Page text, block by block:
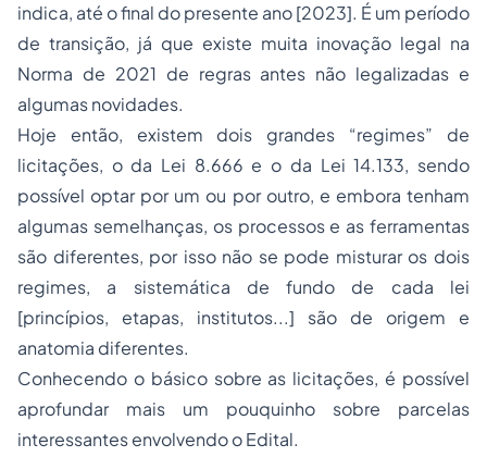
indica, até o final do presente ano [2023]. É um período
de transição, já que existe muita inovação legal na
Norma de 2021 de regras antes não legalizadas e
algumas novidades.
Hoje então, existem dois grandes “regimes” de
licitações, o da Lei 8.666 e o da Lei 14.133, sendo
possível optar por um ou por outro, e embora tenham
algumas semelhanças, os processos e as ferramentas
são diferentes, por isso não se pode misturar os dois
regimes, a sistemática de fundo de cada lei
[princípios, etapas, institutos...] são de origem e
anatomia diferentes.
Conhecendo o básico sobre as licitações, é possível
aprofundar mais um pouquinho sobre parcelas
interessantes envolvendo o Edital.